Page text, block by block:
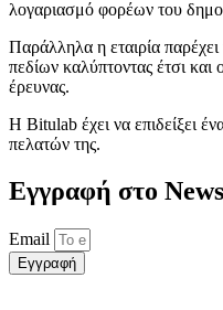
λογαριασμό φορέων του
Παράλληλα η εταιρία
πεδίων καλύπτοντας έτσι
έρευνας.
Η Bitulab έχει να επιδείξει
πελατών της.
Εγγραφή στο
Email
Εγγραφή